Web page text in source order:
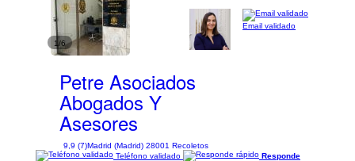
1/6
Petre Asociados
Abogados Y
Asesores
9,9 (7)Madrid (Madrid) 28001 Recoletos
Email validado
Teléfono validado
Responde